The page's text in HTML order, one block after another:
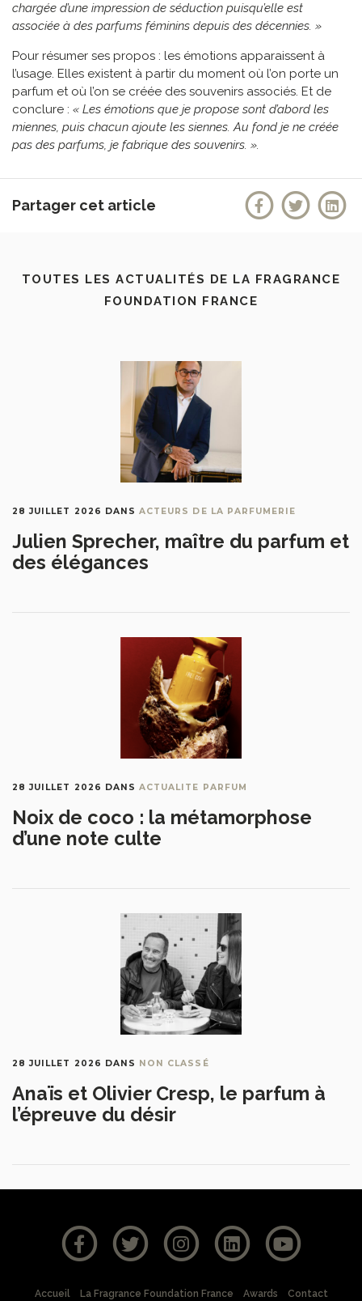
chargée d’une impression de séduction puisqu’elle est
associée à des parfums féminins depuis des décennies. »
Pour résumer ses propos : les émotions apparaissent à
l’usage. Elles existent à partir du moment où l’on porte un
parfum et où l’on se créée des souvenirs associés. Et de
conclure : « Les émotions que je propose sont d’abord les
miennes, puis chacun ajoute les siennes. Au fond je ne créée
pas des parfums, je fabrique des souvenirs. ».
Partager cet article
TOUTES LES ACTUALITÉS DE LA FRAGRANCE
FOUNDATION FRANCE
28 JUILLET 2026 DANSACTEURS DE LA PARFUMERIE
Julien Sprecher, maître du parfum et
des élégances
28 JUILLET 2026 DANSACTUALITE PARFUM
Noix de coco : la métamorphose
d’une note culte
28 JUILLET 2026 DANS NON CLASSÉ
Anaïs et Olivier Cresp, le parfum à
l’épreuve du désir
Accueil La Fragrance Foundation France Awards Contact